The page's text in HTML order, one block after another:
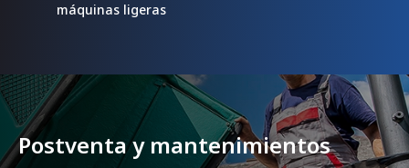
máquinas ligeras
Postventa y mantenimientos